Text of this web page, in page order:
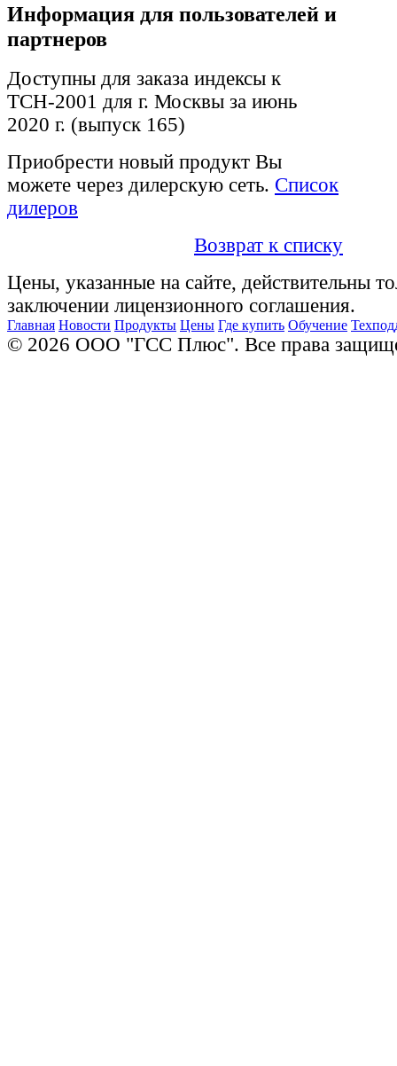
Информация для пользователей и
партнеров
Доступны для заказа индексы к
ТСН-2001 для г. Москвы за июнь
2020 г. (выпуск 165)
Приобрести новый продукт Вы
можете через дилерскую сеть. Список
дилеров
Возврат к списку
Цены, указанные на сайте, действительны
заключении лицензионного соглашения.
Главная Новости Продукты Цены Где купить Обучение
© 2026 ООО "ГСС Плюс". Все права